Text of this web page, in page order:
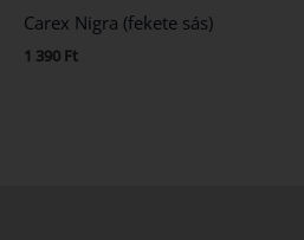
Carex Nigra (fekete sás)
1 390 Ft